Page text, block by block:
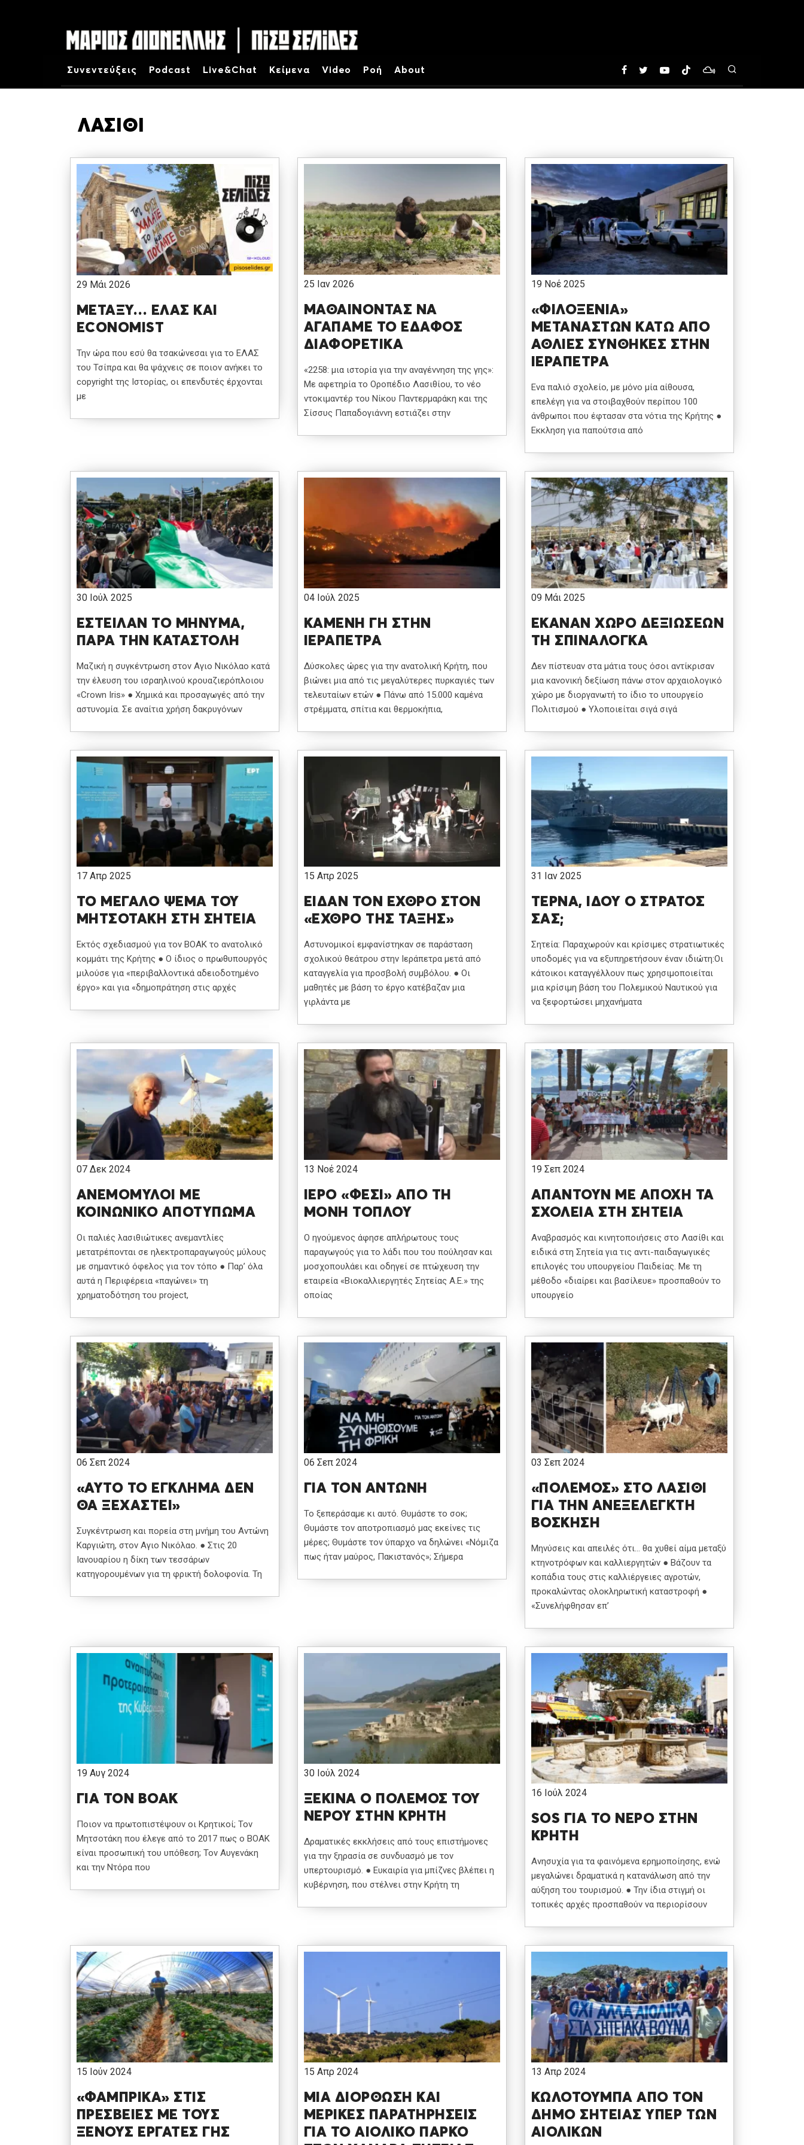
Συνεντεύξεις Podcast Live&Chat Κείμενα Video Ροή About
ΛΑΣΙΘΙ
29 Μάι 2026
ΜΕΤΑΞΥ… ΕΛΑΣ ΚΑΙ
ECONOMIST
Την ώρα που εσύ θα τσακώνεσαι για το ΕΛΑΣ
του Τσίπρα και θα ψάχνεις σε ποιον ανήκει το
copyright της Ιστορίας, οι επενδυτές έρχονται
με
25 Ιαν 2026
ΜΑΘΑΙΝΟΝΤΑΣ ΝΑ
ΑΓΑΠΑΜΕ ΤΟ ΕΔΑΦΟΣ
ΔΙΑΦΟΡΕΤΙΚΑ
«2258: μια ιστορία για την αναγέννηση της γης»:
Με αφετηρία το Οροπέδιο Λασιθίου, το νέο
ντοκιμαντέρ του Νίκου Παντερμαράκη και της
Σίσσυς Παπαδογιάννη εστιάζει στην
19 Νοέ 2025
«ΦΙΛΟΞΕΝΙΑ»
ΜΕΤΑΝΑΣΤΩΝ ΚΑΤΩ ΑΠΟ
ΑΘΛΙΕΣ ΣΥΝΘΗΚΕΣ ΣΤΗΝ
ΙΕΡΑΠΕΤΡΑ
Ενα παλιό σχολείο, με μόνο μία αίθουσα,
επελέγη για να στοιβαχθούν περίπου 100
άνθρωποι που έφτασαν στα νότια της Κρήτης ●
Εκκληση για παπούτσια από
30 Ιούλ 2025
ΕΣΤΕΙΛΑΝ ΤΟ ΜΗΝΥΜΑ,
ΠΑΡΑ ΤΗΝ ΚΑΤΑΣΤΟΛΗ
Μαζική η συγκέντρωση στον Αγιο Νικόλαο κατά
την έλευση του ισραηλινού κρουαζιερόπλοιου
«Crown Iris» ● Χημικά και προσαγωγές από την
αστυνομία. Σε αναίτια χρήση δακρυγόνων
04 Ιούλ 2025
ΚΑΜΕΝΗ ΓΗ ΣΤΗΝ
ΙΕΡΑΠΕΤΡΑ
Δύσκολες ώρες για την ανατολική Κρήτη, που
βιώνει μια από τις μεγαλύτερες πυρκαγιές των
τελευταίων ετών ● Πάνω από 15.000 καμένα
στρέμματα, σπίτια και θερμοκήπια,
09 Μάι 2025
ΕΚΑΝΑΝ ΧΩΡΟ ΔΕΞΙΩΣΕΩΝ
ΤΗ ΣΠΙΝΑΛΟΓΚΑ
Δεν πίστευαν στα μάτια τους όσοι αντίκρισαν
μια κανονική δεξίωση πάνω στον αρχαιολογικό
χώρο με διοργανωτή το ίδιο το υπουργείο
Πολιτισμού ● Υλοποιείται σιγά σιγά
17 Απρ 2025
ΤΟ ΜΕΓΑΛΟ ΨΕΜΑ ΤΟΥ
ΜΗΤΣΟΤΑΚΗ ΣΤΗ ΣΗΤΕΙΑ
Εκτός σχεδιασμού για τον ΒΟΑΚ το ανατολικό
κομμάτι της Κρήτης ● Ο ίδιος ο πρωθυπουργός
μιλούσε για «περιβαλλοντικά αδειοδοτημένο
έργο» και για «δημοπράτηση στις αρχές
15 Απρ 2025
ΕΙΔΑΝ ΤΟΝ ΕΧΘΡΟ ΣΤΟΝ
«ΕΧΘΡΟ ΤΗΣ ΤΑΞΗΣ»
Αστυνομικοί εμφανίστηκαν σε παράσταση
σχολικού θεάτρου στην Ιεράπετρα μετά από
καταγγελία για προσβολή συμβόλου. ● Οι
μαθητές με βάση το έργο κατέβαζαν μια
γιρλάντα με
31 Ιαν 2025
ΤΕΡΝΑ, ΙΔΟΥ Ο ΣΤΡΑΤΟΣ
ΣΑΣ;
Σητεία: Παραχωρούν και κρίσιμες στρατιωτικές
υποδομές για να εξυπηρετήσουν έναν ιδιώτη:Οι
κάτοικοι καταγγέλλουν πως χρησιμοποιείται
μια κρίσιμη βάση του Πολεμικού Ναυτικού για
να ξεφορτώσει μηχανήματα
07 Δεκ 2024
ΑΝΕΜΟΜΥΛΟΙ ΜΕ
ΚΟΙΝΩΝΙΚΟ ΑΠΟΤΥΠΩΜΑ
Οι παλιές λασιθιώτικες ανεμαντλίες
μετατρέπονται σε ηλεκτροπαραγωγούς μύλους
με σημαντικό όφελος για τον τόπο ● Παρ’ όλα
αυτά η Περιφέρεια «παγώνει» τη
χρηματοδότηση του project,
13 Νοέ 2024
ΙΕΡΟ «ΦΕΣΙ» ΑΠΟ ΤΗ
ΜΟΝΗ ΤΟΠΛΟΥ
Ο ηγούμενος άφησε απλήρωτους τους
παραγωγούς για το λάδι που του πούλησαν και
μοσχοπουλάει και οδηγεί σε πτώχευση την
εταιρεία «Βιοκαλλιεργητές Σητείας Α.Ε.» της
οποίας
19 Σεπ 2024
ΑΠΑΝΤΟΥΝ ΜΕ ΑΠΟΧΗ ΤΑ
ΣΧΟΛΕΙΑ ΣΤΗ ΣΗΤΕΙΑ
Αναβρασμός και κινητοποιήσεις στο Λασίθι και
ειδικά στη Σητεία για τις αντι-παιδαγωγικές
επιλογές του υπουργείου Παιδείας. Με τη
μέθοδο «διαίρει και βασίλευε» προσπαθούν το
υπουργείο
06 Σεπ 2024
«ΑΥΤΟ ΤΟ ΕΓΚΛΗΜΑ ΔΕΝ
ΘΑ ΞΕΧΑΣΤΕΙ»
Συγκέντρωση και πορεία στη μνήμη του Αντώνη
Καργιώτη, στον Αγιο Νικόλαο. ● Στις 20
Ιανουαρίου η δίκη των τεσσάρων
κατηγορουμένων για τη φρικτή δολοφονία. Τη
06 Σεπ 2024
ΓΙΑ ΤΟΝ ΑΝΤΩΝΗ
Το ξεπεράσαμε κι αυτό. Θυμάστε το σοκ;
Θυμάστε τον αποτροπιασμό μας εκείνες τις
μέρες; Θυμάστε τον ύπαρχο να δηλώνει «Νόμιζα
πως ήταν μαύρος, Πακιστανός»; Σήμερα
03 Σεπ 2024
«ΠΟΛΕΜΟΣ» ΣΤΟ ΛΑΣΙΘΙ
ΓΙΑ ΤΗΝ ΑΝΕΞΕΛΕΓΚΤΗ
ΒΟΣΚΗΣΗ
Μηνύσεις και απειλές ότι… θα χυθεί αίμα μεταξύ
κτηνοτρόφων και καλλιεργητών ● Βάζουν τα
κοπάδια τους στις καλλιέργειες αγροτών,
προκαλώντας ολοκληρωτική καταστροφή ●
«Συνελήφθησαν επ’
19 Αυγ 2024
ΓΙΑ ΤΟΝ ΒΟΑΚ
Ποιον να πρωτοπιστέψουν οι Κρητικοί; Τον
Μητσοτάκη που έλεγε από το 2017 πως ο ΒΟΑΚ
είναι προσωπική του υπόθεση; Τον Αυγενάκη
και την Ντόρα που
30 Ιούλ 2024
ΞΕΚΙΝΑ Ο ΠΟΛΕΜΟΣ ΤΟΥ
ΝΕΡΟΥ ΣΤΗΝ ΚΡΗΤΗ
Δραματικές εκκλήσεις από τους επιστήμονες
για την ξηρασία σε συνδυασμό με τον
υπερτουρισμό. ● Ευκαιρία για μπίζνες βλέπει η
κυβέρνηση, που στέλνει στην Κρήτη τη
16 Ιούλ 2024
SOS ΓΙΑ ΤΟ ΝΕΡΟ ΣΤΗΝ
ΚΡΗΤΗ
Ανησυχία για τα φαινόμενα ερημοποίησης, ενώ
μεγαλώνει δραματικά η κατανάλωση από την
αύξηση του τουρισμού. ● Την ίδια στιγμή οι
τοπικές αρχές προσπαθούν να περιορίσουν
15 Ιούν 2024
«ΦΑΜΠΡΙΚΑ» ΣΤΙΣ
ΠΡΕΣΒΕΙΕΣ ΜΕ ΤΟΥΣ
ΞΕΝΟΥΣ ΕΡΓΑΤΕΣ ΓΗΣ
15 Απρ 2024
ΜΙΑ ΔΙΟΡΘΩΣΗ ΚΑΙ
ΜΕΡΙΚΕΣ ΠΑΡΑΤΗΡΗΣΕΙΣ
ΓΙΑ ΤΟ ΑΙΟΛΙΚΟ ΠΑΡΚΟ
13 Απρ 2024
ΚΩΛΟΤΟΥΜΠΑ ΑΠΟ ΤΟΝ
ΔΗΜΟ ΣΗΤΕΙΑΣ ΥΠΕΡ ΤΩΝ
ΑΙΟΛΙΚΩΝ